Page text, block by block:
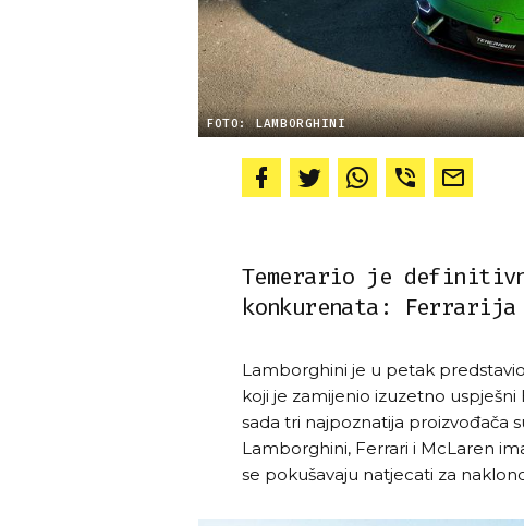
FOTO: LAMBORGHINI
Temerario je
konkurenata: Ferrarija
Lamborghini je u petak
koji je zamijenio izuzetno
sada tri najpoznatija proizvođača
Lamborghini, Ferrari i McLaren
se pokušavaju natjecati za